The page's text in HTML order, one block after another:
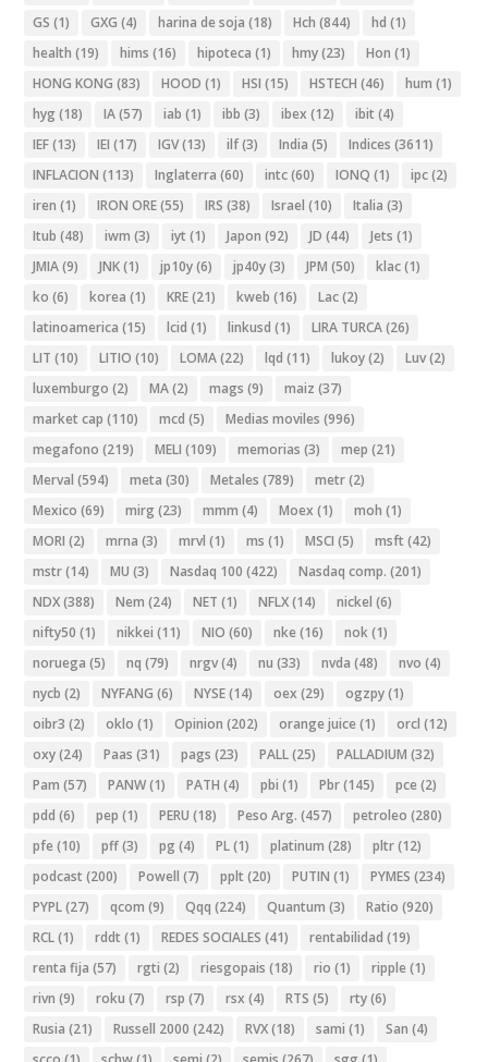
GS (1) GXG (4) harina de soja (18) Hch (844) hd (1)
health (19) hims (16) hipoteca (1) hmy(23) Hon (1)
HONG KONG (83) HOOD (1) HSI (15) HSTECH (46) hum (1)
hyg (18) IA(57) iab (1) ibb (3) ibex (12) ibit (4)
IEF(13) IEI (17) IGV(13) ilf(3) India (5) Indices (3611)
INFLACION (113) Inglaterra (60) intc(60) IONQ (1) ipc(2)
iren (1) IRON ORE(55) IRS (38) Israel (10) Italia (3)
Itub (48) iwm (3) iyt (1) Japon (92) JD (44) Jets (1)
JMIA(9) JNK(1) jp10y(6) jp40y(3) JPM (50) klac(1)
ko (6) korea (1) KRE(21) kweb (16) Lac(2)
latinoamerica (15) lcid (1) linkusd (1) LIRA TURCA(26)
LIT (10) LITIO (10) LOMA(22) lqd (11) lukoy(2) Luv(2)
luxemburgo (2) MA(2) mags (9) maiz (37)
market cap (110) mcd (5) Medias moviles (996)
megafono (219) MELI (109) memorias (3) mep (21)
Merval (594) meta (30) Metales (789) metr(2)
Mexico (69) mirg (23) mmm (4) Moex (1) moh (1)
MORI (2) mrna (3) mrvl (1) ms (1) MSCI (5) msft (42)
mstr(14) MU (3) Nasdaq 100 (422) Nasdaq comp. (201)
NDX(388) Nem (24) NET (1) NFLX(14) nickel (6)
nifty50 (1) nikkei (11) NIO (60) nke (16) nok(1)
noruega (5) nq (79) nrgv(4) nu (33) nvda (48) nvo (4)
nycb (2) NYFANG (6) NYSE(14) oex (29) ogzpy(1)
oibr3 (2) oklo (1) Opinion (202) orange juice (1) orcl (12)
oxy(24) Paas (31) pags (23) PALL(25) PALLADIUM (32)
Pam (57) PANW(1) PATH (4) pbi (1) Pbr(145) pce (2)
pdd (6) pep (1) PERU (18) Peso Arg. (457) petroleo (280)
pfe (10) pff(3) pg (4) PL(1) platinum (28) pltr(12)
podcast (200) Powell (7) pplt (20) PUTIN (1) PYMES (234)
PYPL(27) qcom (9) Qqq (224) Quantum (3) Ratio (920)
RCL(1) rddt (1) REDES SOCIALES (41) rentabilidad (19)
renta fija (57) rgti (2) riesgopais (18) rio (1) ripple (1)
rivn (9) roku (7) rsp (7) rsx (4) RTS (5) rty(6)
Rusia (21) Russell 2000 (242) RVX(18) sami (1) San (4)